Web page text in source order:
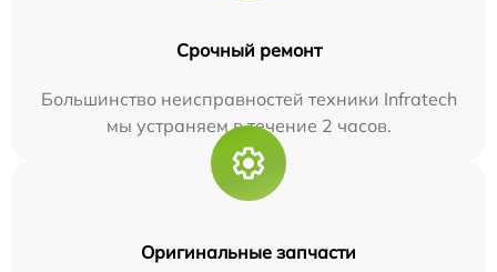
Срочный ремонт
Большинство неисправностей техники Infratech
мы устраняем в течение 2 часов.
Оригинальные запчасти